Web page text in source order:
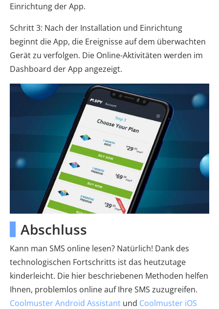
Einrichtung der App.
Schritt 3: Nach der Installation und Einrichtung
beginnt die App, die Ereignisse auf dem überwachten
Gerät zu verfolgen. Die Online-Aktivitäten werden im
Dashboard der App angezeigt.
Abschluss
Kann man SMS online lesen? Natürlich! Dank des
technologischen Fortschritts ist das heutzutage
kinderleicht. Die hier beschriebenen Methoden helfen
Ihnen, problemlos online auf Ihre SMS zuzugreifen.
Coolmuster Android Assistant und Coolmuster iOS